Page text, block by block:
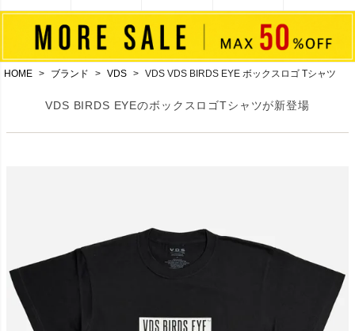
HOME ブランド VDS VDS VDS BIRDS EYE ボックスロゴ Tシャツ
VDS BIRDS EYEのボックスロゴTシャツが新登場